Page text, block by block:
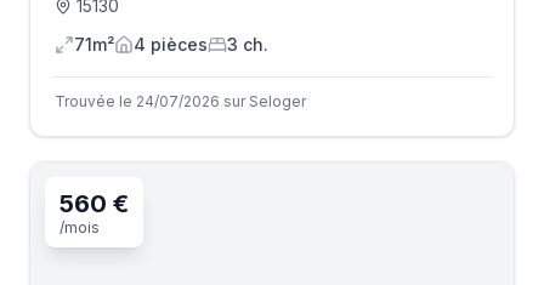
15130
71m²
4 pièces 3 ch.
Trouvée le 24/07/2026 sur Seloger
560 €
/mois